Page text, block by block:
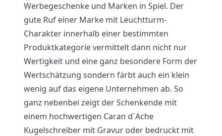
Werbegeschenke und Marken in Spiel. Der
gute Ruf einer Marke mit Leuchtturm-
Charakter innerhalb einer bestimmten
Produktkategorie vermittelt dann nicht nur
Wertigkeit und eine ganz besondere Form der
Wertschätzung sondern färbt auch ein klein
wenig auf das eigene Unternehmen ab. So
ganz nebenbei zeigt der Schenkende mit
einem hochwertigen Caran d´Ache
Kugelschreiber mit Gravur oder bedruckt mit